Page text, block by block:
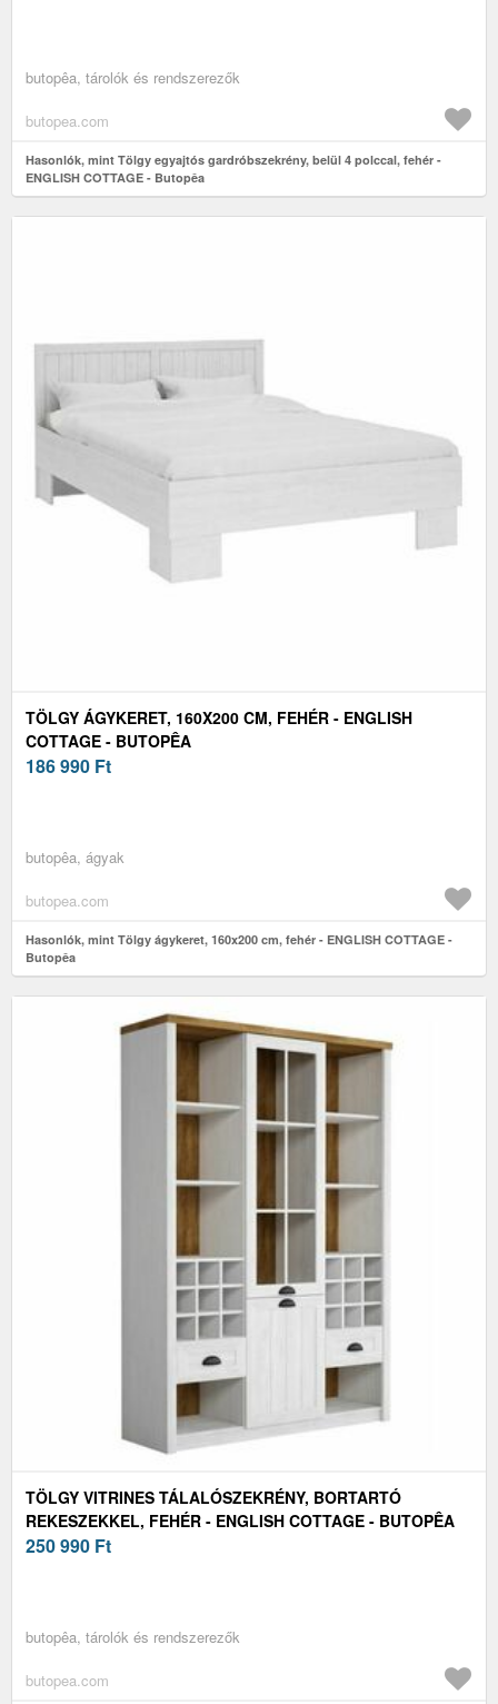
butopêa, tárolók és rendszerezők
butopea.com
Hasonlók, mint Tölgy egyajtós gardróbszekrény, belül 4 polccal, fehér -
ENGLISH COTTAGE - Butopêa
TÖLGY ÁGYKERET, 160X200 CM, FEHÉR - ENGLISH
COTTAGE - BUTOPÊA
186 990 Ft
butopêa, ágyak
butopea.com
Hasonlók, mint Tölgy ágykeret, 160x200 cm, fehér - ENGLISH COTTAGE -
Butopêa
TÖLGY VITRINES TÁLALÓSZEKRÉNY, BORTARTÓ
REKESZEKKEL, FEHÉR - ENGLISH COTTAGE - BUTOPÊA
250 990 Ft
butopêa, tárolók és rendszerezők
butopea.com